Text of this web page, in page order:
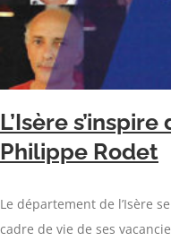
L’Isère
Philippe Rodet
Le département de l’Isère
cadre de vie de ses